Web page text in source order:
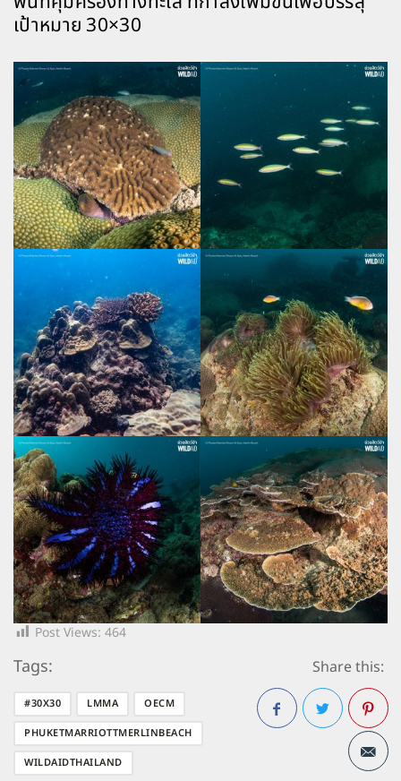
เป้าหมาย 30×30
Post Views: 464
Tags:
#30X30 LMMA
OECM
PHUKETMARRIOTTMERLINBEACH
WILDAIDTHAILAND
Share this:
Twitter